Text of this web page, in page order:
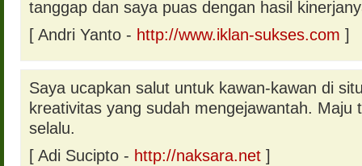
tanggap dan saya puas dengan hasil
[ Andri Yanto - http://www.iklan-sukses.com ]
Saya ucapkan salut untuk kawan-kawan di
kreativitas yang sudah mengejawantah. Maju
selalu.
[ Adi Sucipto - http://naksara.net]